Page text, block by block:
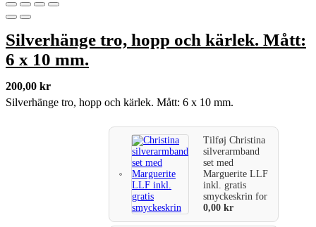
Silverhänge tro, hopp och kärlek. Mått:
6 x 10 mm.
200,00 kr
Silverhänge tro, hopp och kärlek. Mått: 6 x 10 mm.
TilføjChristina
silverarmband
set med
Marguerite LLF
inkl. gratis
smyckeskrinfor
0,00kr